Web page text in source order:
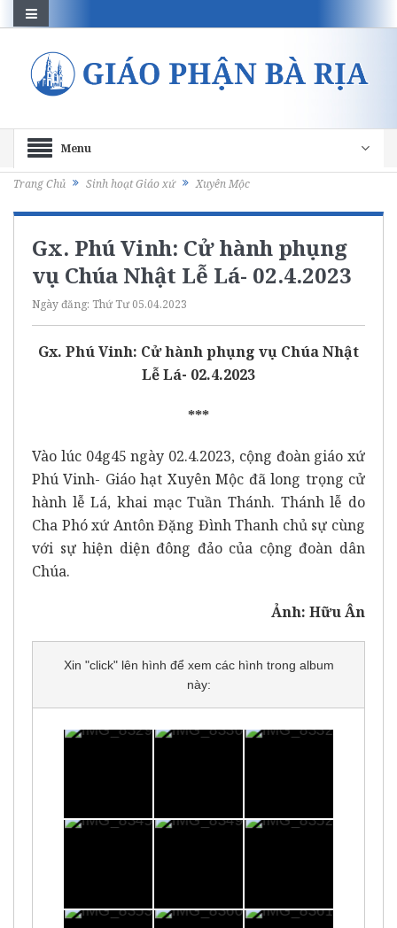
Menu
Trang Chủ Sinh hoạt Giáo xứ Xuyên Mộc
Gx. Phú Vinh: Cử hành phụng
vụ Chúa Nhật Lễ Lá- 02.4.2023
Ngày đăng: Thứ Tư 05.04.2023
Gx. Phú Vinh: Cử hành phụng vụ Chúa Nhật
Lễ Lá- 02.4.2023
***
Vào lúc 04g45 ngày 02.4.2023, cộng đoàn giáo xứ
Phú Vinh- Giáo hạt Xuyên Mộc đã long trọng cử
hành lễ Lá, khai mạc Tuần Thánh. Thánh lễ do
Cha Phó xứ Antôn Đặng Đình Thanh chủ sự cùng
với sự hiện diện đông đảo của cộng đoàn dân
Chúa.
Ảnh: Hữu Ân
Xin "click" lên hình để xem các hình trong album
này: